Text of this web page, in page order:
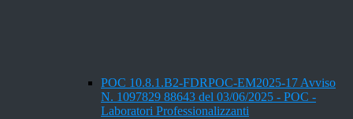
POC 10.8.1.B2-FDRPOC-EM2025-17 Avviso
N. 1097829 88643 del 03/06/2025 - POC -
Laboratori Professionalizzanti